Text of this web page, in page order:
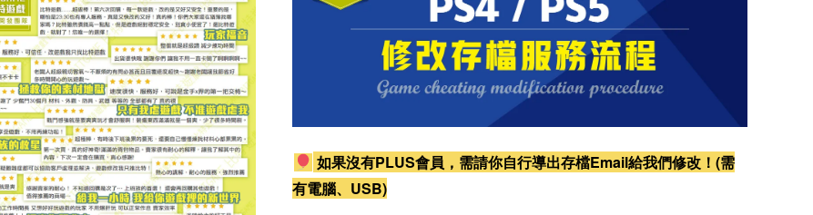
如果沒有PLUS會員，需請你自行導出存檔Email給我們修改！(需
有電腦、USB)